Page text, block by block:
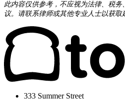
此内容仅供参考，不应视为法律、税
议。请联系律师或其他专业人士以获取
333 Summer Street